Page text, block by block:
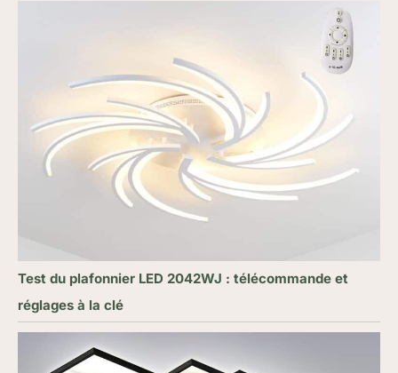
Test du plafonnier LED 2042WJ : télécommande et
réglages à la clé